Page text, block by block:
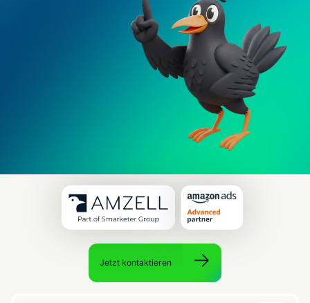
Jetzt kontaktieren